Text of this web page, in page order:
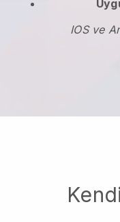
IOS ve